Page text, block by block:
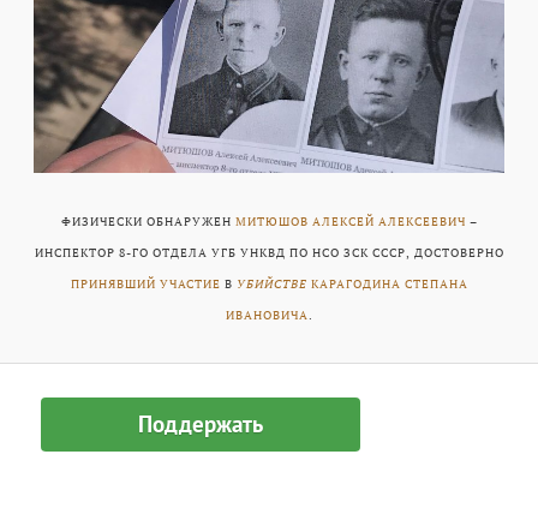
ФИЗИЧЕСКИ ОБНАРУЖЕН МИТЮШОВ АЛЕКСЕЙ АЛЕКСЕЕВИЧ –
ИНСПЕКТОР 8-ГО ОТДЕЛА УГБ УНКВД ПО НСО ЗСК СССР, ДОСТОВЕРНО
ПРИНЯВШИЙ УЧАСТИЕ В УБИЙСТВЕ КАРАГОДИНА СТЕПАНА
ИВАНОВИЧА.
Поддержать